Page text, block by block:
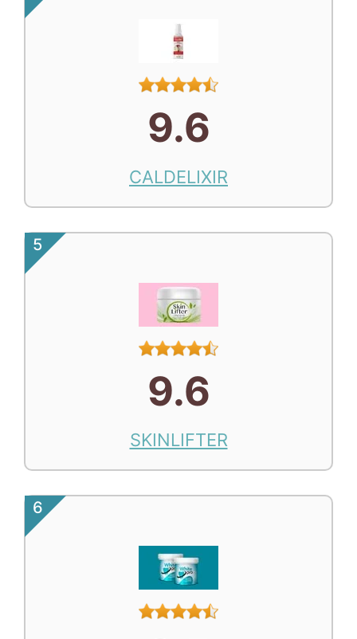
9.6
CALDELIXIR
5
9.6
SKINLIFTER
6